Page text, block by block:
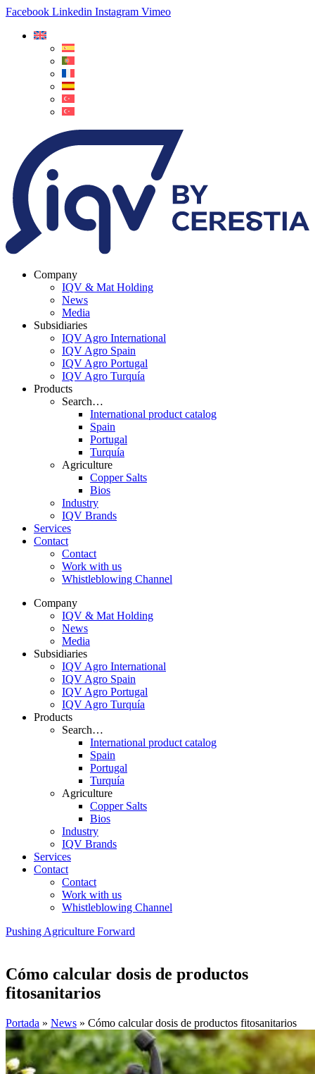
Facebook Linkedin Instagram Vimeo
Company
IQV & Mat Holding
News
Media
Subsidiaries
IQV Agro International
IQV Agro Spain
IQV Agro Portugal
IQV Agro Turquía
Products
Search…
International product catalog
Spain
Portugal
Turquía
Agriculture
Copper Salts
Bios
Industry
IQV Brands
Services
Contact
Contact
Work with us
Whistleblowing Channel
Company
IQV & Mat Holding
News
Media
Subsidiaries
IQV Agro International
IQV Agro Spain
IQV Agro Portugal
IQV Agro Turquía
Products
Search…
International product catalog
Spain
Portugal
Turquía
Agriculture
Copper Salts
Bios
Industry
IQV Brands
Services
Contact
Contact
Work with us
Whistleblowing Channel
Pushing Agriculture Forward
Cómo calcular dosis de productos
fitosanitarios
Portada » News » Cómo calcular dosis de productos fitosanitarios